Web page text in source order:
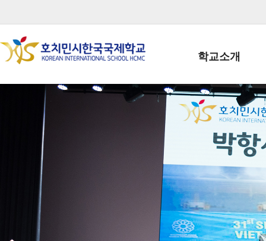
학교소개
학교장인사말
학생회장인사말
학교상징
학교 CI
교직원현황
학생현황
위치/전화